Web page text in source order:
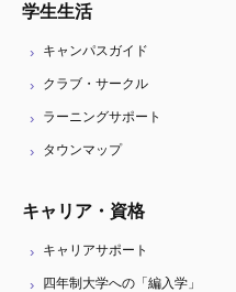
学生生活
キャンパスガイド
クラブ・サークル
ラーニングサポート
タウンマップ
キャリア・資格
キャリアサポート
四年制大学への「編入学」